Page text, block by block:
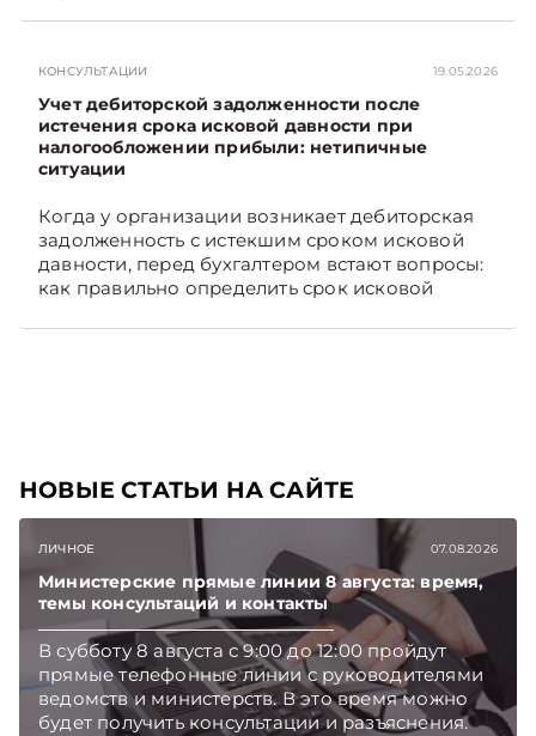
Viber, чтобы не пропускать новые статьи
TelegramViber
КОНСУЛЬТАЦИИ 19.05.2026
Учет дебиторской задолженности после
истечения срока исковой давности при
налогообложении прибыли: нетипичные
ситуации
Когда у организации возникает дебиторская
задолженность с истекшим сроком исковой
давности, перед бухгалтером встают вопросы:
как правильно определить срок исковой
задолженность. Рассмотрим это на
НОВЫЕ СТАТЬИ НА САЙТЕ
ЛИЧНОЕ 07.08.2026
Министерские прямые линии 8 августа: время,
темы консультаций и контакты
В субботу 8 августа с 9:00 до 12:00 пройдут
прямые телефонные линии с руководителями
ведомств и министерств. В это время можно
будет получить консультации и разъяснения.